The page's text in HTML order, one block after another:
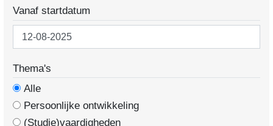
Vanaf startdatum
Thema's
Alle
Persoonlijke ontwikkeling
(Studie)vaardigheden